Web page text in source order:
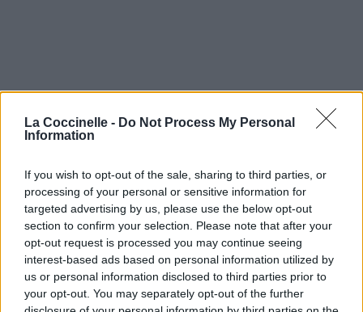
La Coccinelle - Do Not Process My Personal
Information
If you wish to opt-out of the sale, sharing to third parties, or
processing of your personal or sensitive information for
targeted advertising by us, please use the below opt-out
section to confirm your selection. Please note that after your
opt-out request is processed you may continue seeing
interest-based ads based on personal information utilized by
us or personal information disclosed to third parties prior to
your opt-out. You may separately opt-out of the further